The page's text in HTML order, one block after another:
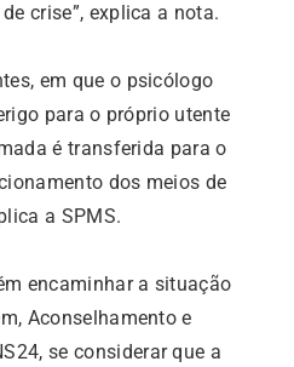
crise”, explica a nota.
em que o psicólogo
para o próprio utente
é transferida para o
dos meios de
a SPMS.
encaminhar a situação
Aconselhamento e
se considerar que a